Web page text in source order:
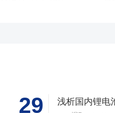
29 浅析国内锂电